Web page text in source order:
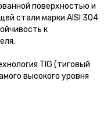
поверхностью и
стали марки AISI 304
к
TIG (тиговый
высокого уровня